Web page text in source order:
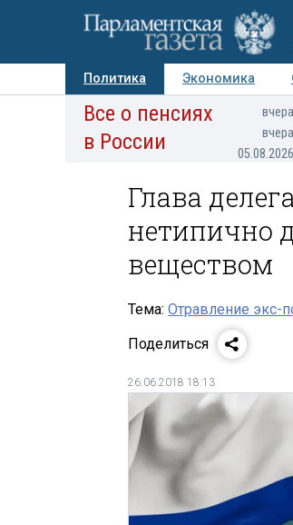
Политика Экономика
Авторы Персоны
Все о пенсиях
в России
вчера
вчера
05.08.2026
Глава
нетипично
веществом
Тема: Отравление экс-
Поделиться
26.06.2018 18:13